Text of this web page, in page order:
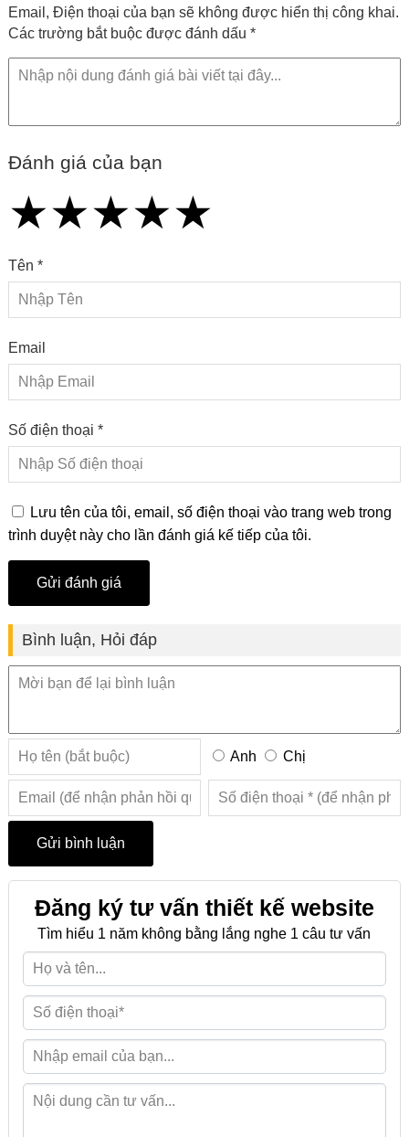
Email, Điện thoại của bạn sẽ không được hiển thị công khai.
Các trường bắt buộc được đánh dấu *
Đánh giá của bạn
★
★★
★★★
★★★★
★★★★★
Tên *
Email
Số điện thoại *
Lưu tên của tôi, email, số điện thoại vào trang web trong
trình duyệt này cho lần đánh giá kế tiếp của tôi.
Bình luận, Hỏi đáp
Anh Chị
Đăng ký tư vấn thiết kế website
Tìm hiểu 1 năm không bằng lắng nghe 1 câu tư vấn